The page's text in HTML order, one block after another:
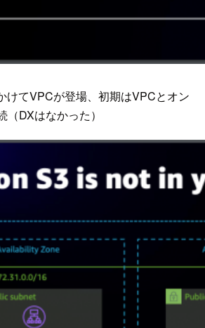
けてVPCが登場、初期はVPCとオン
DXはなかった）